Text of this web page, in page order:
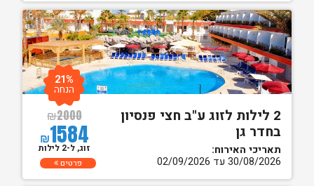
2 לילות לזוג ע"ב חצי פנסיון
בחדר גן
תאריכי האירוח:
30/08/2026 עד 02/09/2026
₪2000
₪1584
21%
הנחה
זוג, ל-2 לילות
פרטים